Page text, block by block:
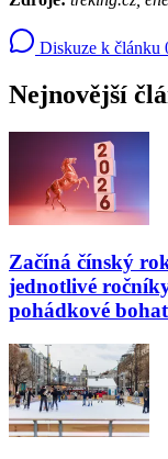
Diskuze k článku
Nejnovější
Začíná čínský
jednotlivé
pohádkové